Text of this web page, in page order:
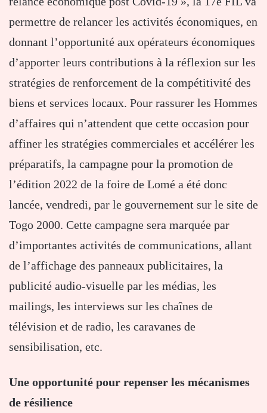
permettre de relancer les activités économiques, en
donnant l’opportunité aux opérateurs économiques
d’apporter leurs contributions à la réflexion sur les
stratégies de renforcement de la compétitivité des
biens et services locaux. Pour rassurer les Hommes
d’affaires qui n’attendent que cette occasion pour
affiner les stratégies commerciales et accélérer les
préparatifs, la campagne pour la promotion de
l’édition 2022 de la foire de Lomé a été donc
lancée, vendredi, par le gouvernement sur le site de
Togo 2000. Cette campagne sera marquée par
d’importantes activités de communications, allant
de l’affichage des panneaux publicitaires, la
publicité audio-visuelle par les médias, les
mailings, les interviews sur les chaînes de
télévision et de radio, les caravanes de
sensibilisation, etc.
Une opportunité pour repenser les mécanismes
de résilience